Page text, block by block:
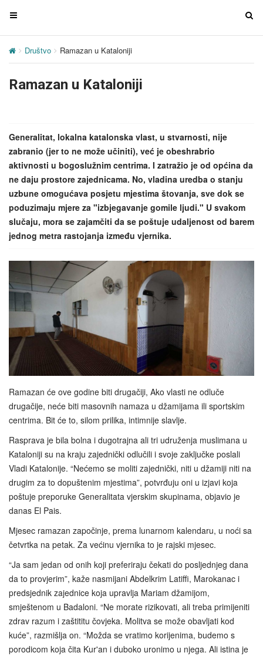
T
g
e
i
g
a
t
i
o
n
T
a
o
n
Društvo Ramazan u Kataloniji
Ramazan u Kataloniji
Generalitat, lokalna katalonska vlast, u stvarnosti, nije
zabranio (jer to ne može učiniti), već je obeshrabrio
aktivnosti u bogoslužnim centrima. I zatražio je od općina da
ne daju prostore zajednicama. No, vladina uredba o stanju
uzbune omogućava posjetu mjestima štovanja, sve dok se
poduzimaju mjere za "izbjegavanje gomile ljudi." U svakom
slučaju, mora se zajamčiti da se poštuje udaljenost od barem
jednog metra rastojanja između vjernika.
Ramazan će ove godine biti drugačiji, Ako vlasti ne odluče
drugačije, neće biti masovnih namaza u džamijama ili sportskim
centrima. Bit će to, silom prilika, intimnije slavlje.
Rasprava je bila bolna i dugotrajna ali tri udruženja muslimana u
Kataloniji su na kraju zajednički odlučili i svoje zaključke poslali
Vladi Katalonije. “Nećemo se moliti zajednički, niti u džamiji niti na
drugim za to dopuštenim mjestima”, potvrđuju oni u izjavi koja
poštuje preporuke Generalitata vjerskim skupinama, objavio je
danas El Pais.
Mjesec ramazan započinje, prema lunarnom kalendaru, u noći sa
četvrtka na petak. Za većinu vjernika to je rajski mjesec.
“Ja sam jedan od onih koji preferiraju čekati do posljednjeg dana
da to provjerim”, kaže nasmijani Abdelkrim Latiffi, Marokanac i
predsjednik zajednice koja upravlja Mariam džamijom,
smještenom u Badaloni. “Ne morate rizikovati, ali treba primijeniti
zdrav razum i zaštititu čovjeka. Molitva se može obavljati kod
kuće”, razmišlja on. “Možda se vratimo korijenima, budemo s
porodicom koja čita Kur'an i duboko uronimo u njega. Ali istina je